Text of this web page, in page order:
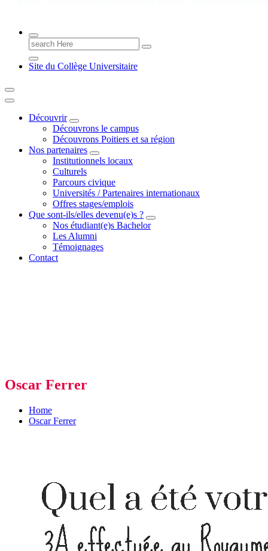
Poitiers presente !
Search
for:
Site du Collège Universitaire
Découvrir
Découvrons le campus
Découvrons Poitiers et sa région
Nos partenaires
Institutionnels locaux
Culturels
Parcours civique
Universités / Partenaires internationaux
Offres stages/emplois
Que sont-ils/elles devenu(e)s ?
Nos étudiant(e)s Bachelor
Les Alumni
Témoignages
Contact
Oscar Ferrer
Home
Oscar Ferrer